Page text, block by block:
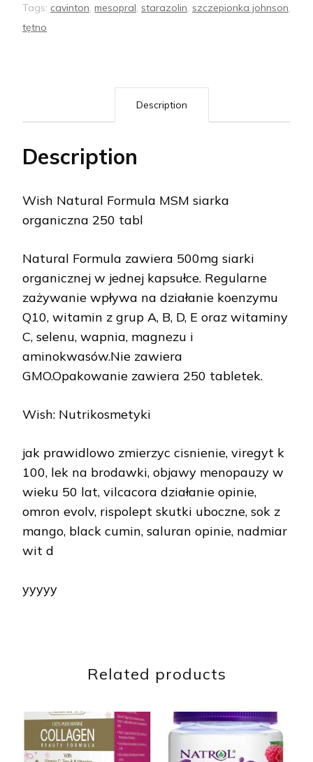
Tags: cavinton mesopral starazolin szczepionka johnson
tętno
Description
Description
Wish Natural Formula MSM siarka
organiczna 250 tabl
Natural Formula zawiera 500mg siarki
organicznej w jednej kapsułce. Regularne
zażywanie wpływa na działanie koenzymu
Q10, witamin z grup A, B, D, E oraz witaminy
C, selenu, wapnia, magnezu i
aminokwasów.Nie zawiera
GMO.Opakowanie zawiera 250 tabletek.
Wish: Nutrikosmetyki
jak prawidlowo zmierzyc cisnienie, viregyt k
100, lek na brodawki, objawy menopauzy w
wieku 50 lat, vilcacora działanie opinie,
omron evolv, rispolept skutki uboczne, sok z
mango, black cumin, saluran opinie, nadmiar
wit d
yyyyy
Related products